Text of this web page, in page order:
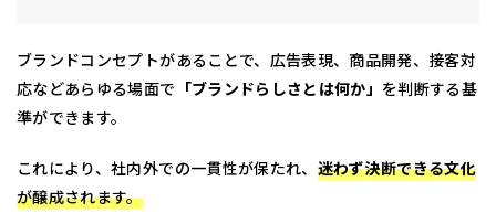
ブランドコンセプトがあることで、広告表現、商品開発、接客対
応などあらゆる場面で 「ブランドらしさとは何か」 を判断する基
準ができます。
これにより、社内外での一貫性が保たれ、 迷わず決断できる文化
が醸成されます。